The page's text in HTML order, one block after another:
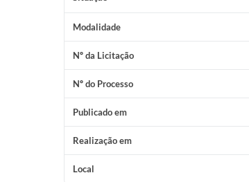
Modalidade
Nº da Licitação
Nº do Processo
Publicado em
Realização em
Local